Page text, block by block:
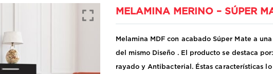
MELAMINA MERINO – SÚPER
Melamina MDF con acabado Súper Mate a
del mismo Diseño . El producto se destaca
rayado y Antibacterial. Éstas características